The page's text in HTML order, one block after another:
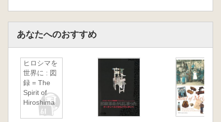
あなたへのおすすめ
ヒロシマを
世界に : 図
録 = The
Spirit of
Hiroshima